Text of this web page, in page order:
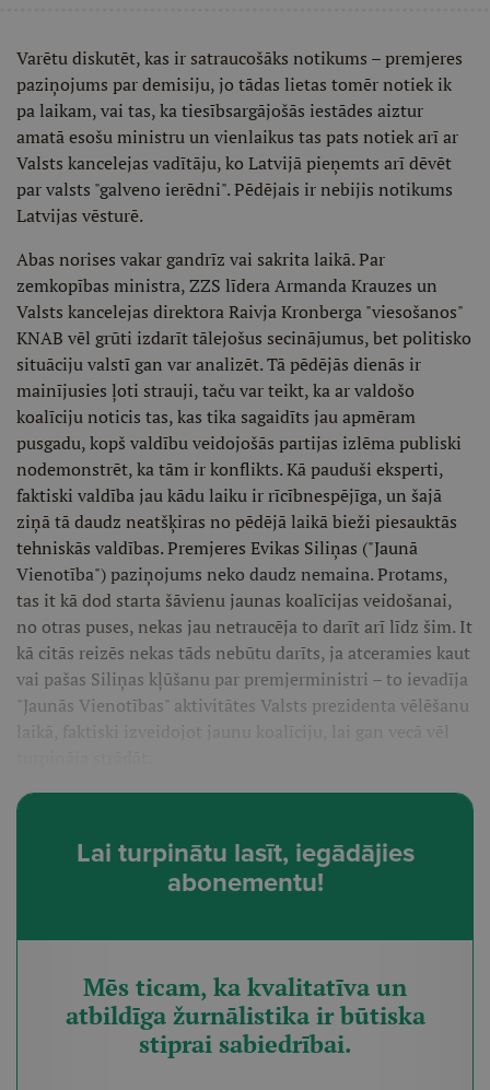
Varētu diskutēt, kas ir satraucošāks notikums – premjeres
paziņojums par demisiju, jo tādas lietas tomēr notiek ik
pa laikam, vai tas, ka tiesībsargājošās iestādes aiztur
amatā esošu ministru un vienlaikus tas pats notiek arī ar
Valsts kancelejas vadītāju, ko Latvijā pieņemts arī dēvēt
par valsts "galveno ierēdni". Pēdējais ir nebijis notikums
Latvijas vēsturē.
Abas norises vakar gandrīz vai sakrita laikā. Par
zemkopības ministra, ZZS līdera Armanda Krauzes un
Valsts kancelejas direktora Raivja Kronberga "viesošanos"
KNAB vēl grūti izdarīt tālejošus secinājumus, bet politisko
situāciju valstī gan var analizēt. Tā pēdējās dienās ir
mainījusies ļoti strauji, taču var teikt, ka ar valdošo
koalīciju noticis tas, kas tika sagaidīts jau apmēram
pusgadu, kopš valdību veidojošās partijas izlēma publiski
nodemonstrēt, ka tām ir konflikts. Kā pauduši eksperti,
faktiski valdība jau kādu laiku ir rīcībnespējīga, un šajā
ziņā tā daudz neatšķiras no pēdējā laikā bieži piesauktās
tehniskās valdības. Premjeres Evikas Siliņas ("Jaunā
Vienotība") paziņojums neko daudz nemaina. Protams,
tas it kā dod starta šāvienu jaunas koalīcijas veidošanai,
no otras puses, nekas jau netraucēja to darīt arī līdz šim. It
kā citās reizēs nekas tāds nebūtu darīts, ja atceramies kaut
vai pašas Siliņas kļūšanu par premjerministri – to ievadīja
"Jaunās Vienotības" aktivitātes Valsts prezidenta vēlēšanu
laikā, faktiski izveidojot jaunu koalīciju, lai gan vecā vēl
Lai turpinātu lasīt, iegādājies
abonementu!
Mēs ticam, ka kvalitatīva un
atbildīga žurnālistika ir būtiska
stiprai sabiedrībai.